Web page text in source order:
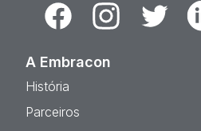
FacebookInstagramTwitter
A Embracon
História
Parceiros